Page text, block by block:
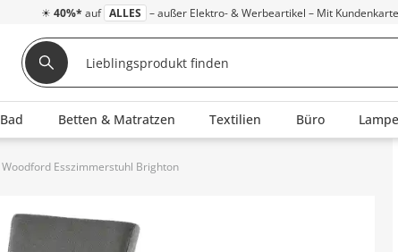
☀ 40%* auf ALLES – außer Elektro- & Werbeartikel – Mit
Bad Betten & Matratzen Textilien Büro
Woodford Esszimmerstuhl Brighton